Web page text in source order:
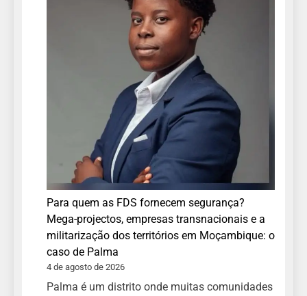
Para quem as FDS fornecem segurança?
Mega-projectos, empresas transnacionais e a
militarização dos territórios em Moçambique: o
caso de Palma
4 de agosto de 2026
Palma é um distrito onde muitas comunidades